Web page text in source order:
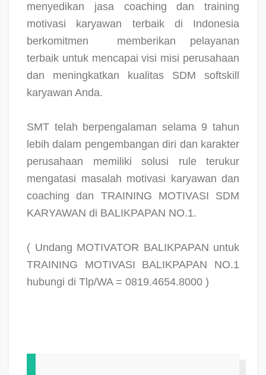
menyedikan jasa coaching dan training
motivasi karyawan terbaik di Indonesia
berkomitmen
memberikan pelayanan
terbaik untuk mencapai visi misi perusahaan
dan meningkatkan kualitas SDM softskill
karyawan Anda.
SMT telah berpengalaman selama 9 tahun
lebih dalam pengembangan diri dan karakter
perusahaan memiliki solusi rule terukur
mengatasi masalah motivasi karyawan dan
coaching dan TRAINING MOTIVASI SDM
KARYAWAN di BALIKPAPAN NO.1.
( Undang MOTIVATOR BALIKPAPAN untuk
TRAINING MOTIVASI BALIKPAPAN NO.1
hubungi di Tlp/WA = 0819.4654.8000 )